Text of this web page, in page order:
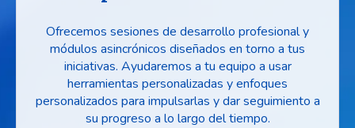
Ofrecemos sesiones de desarrollo profesional y
módulos asincrónicos diseñados en torno a tus
iniciativas. Ayudaremos a tu equipo a usar
herramientas personalizadas y enfoques
personalizados para impulsarlas y dar seguimiento a
su progreso a lo largo del tiempo.